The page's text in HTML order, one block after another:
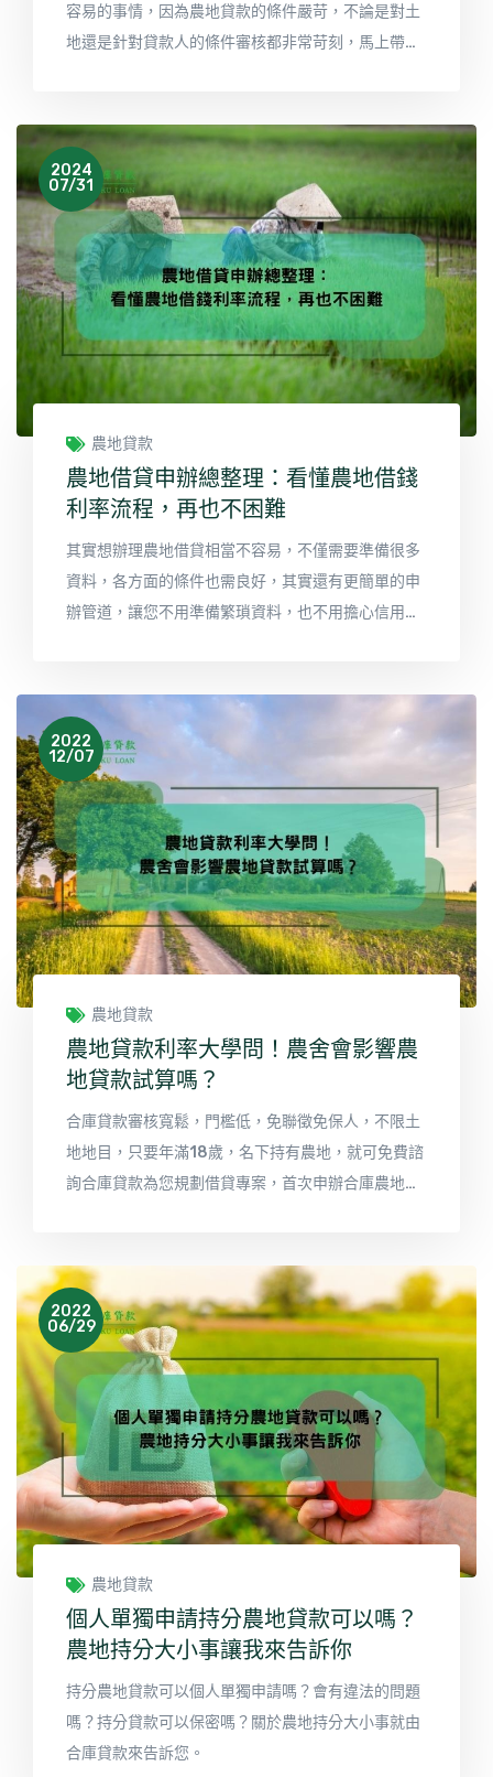
容易的事情，因為農地貸款的條件嚴苛，不論是對土
地還是針對貸款人的條件審核都非常苛刻，馬上帶您
2024
07/31
農地貸款
農地借貸申辦總整理：看懂農地借錢
利率流程，再也不困難
其實想辦理農地借貸相當不容易，不僅需要準備很多
資料，各方面的條件也需良好，其實還有更簡單的申
辦管道，讓您不用準備繁瑣資料，也不用擔心信用瑕
2022
12/07
農地貸款
農地貸款利率大學問！農舍會影響農
地貸款試算嗎？
合庫貸款審核寬鬆，門檻低，免聯徵免保人，不限土
地地目，只要年滿18歲，名下持有農地，就可免費諮
詢合庫貸款為您規劃借貸專案，首次申辦合庫農地貸
2022
06/29
農地貸款
個人單獨申請持分農地貸款可以嗎？
農地持分大小事讓我來告訴你
持分農地貸款可以個人單獨申請嗎？會有違法的問題
嗎？持分貸款可以保密嗎？關於農地持分大小事就由
合庫貸款來告訴您。